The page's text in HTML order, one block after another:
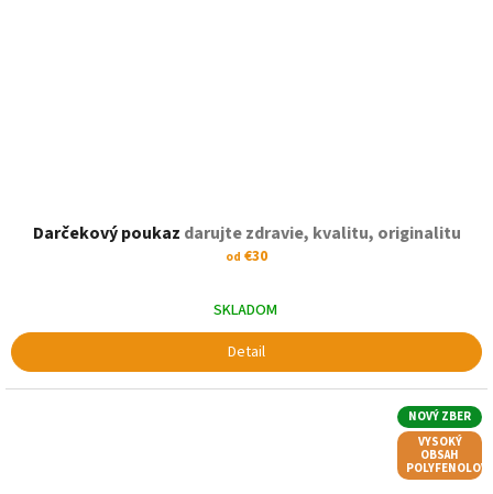
Darčekový poukaz darujte zdravie, kvalitu, originalitu
od €30
SKLADOM
Detail
NOVÝ ZBER
VYSOKÝ
OBSAH
POLYFENOLOV